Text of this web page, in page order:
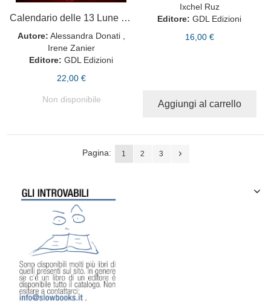
Autore: Alessandra Donati ,
Irene Zanier
Editore: GDL Edizioni
22,00 €
Non disponibile
Ixchel Ruz
Editore: GDL Edizioni
16,00 €
Aggiungi al carrello
Pagina: 1 2 3